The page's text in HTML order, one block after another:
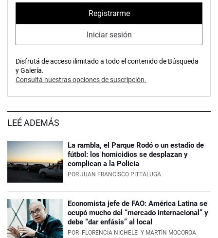
Registrarme
Iniciar sesión
Disfrutá de acceso ilimitado a todo el contenido de Búsqueda
y Galería.
Consultá nuestras opciones de suscripción.
LEÉ ADEMÁS
La rambla, el Parque Rodó o un estadio de
fútbol: los homicidios se desplazan y
complican a la Policía
POR JUAN FRANCISCO PITTALUGA
Economista jefe de FAO: América Latina se
ocupó mucho del “mercado internacional” y
debe “dar enfásis” al local
POR FLORENCIA NICHELE Y MARTÍN MOCOROA